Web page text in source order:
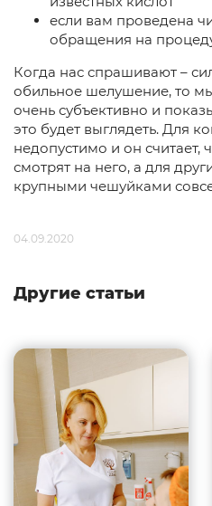
если вам проведена
обращения на
Когда нас спрашивают –
обильное шелушение, то
очень субъективно и
это будет выглядеть. Для
недопустимо и он считает,
смотрят на него, а для
крупными чешуйками
04.09.2020
Другие статьи